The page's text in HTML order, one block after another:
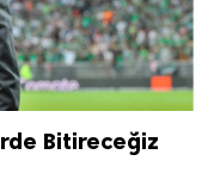
Bitireceğiz